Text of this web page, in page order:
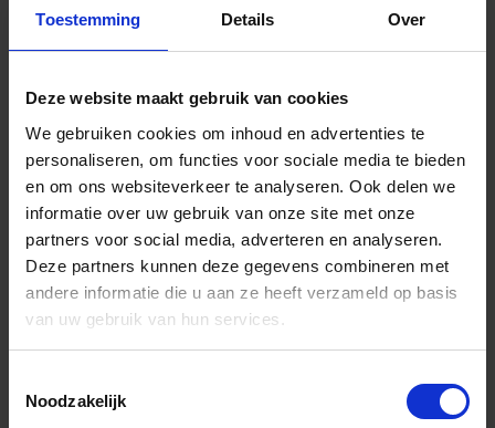
Toestemming Details Over
Deze website maakt gebruik van cookies
We gebruiken cookies om inhoud en advertenties te
personaliseren, om functies voor sociale media te bieden
en om ons websiteverkeer te analyseren. Ook delen we
informatie over uw gebruik van onze site met onze
partners voor social media, adverteren en analyseren.
Deze partners kunnen deze gegevens combineren met
andere informatie die u aan ze heeft verzameld op basis
van uw gebruik van hun services.
Noodzakelijk